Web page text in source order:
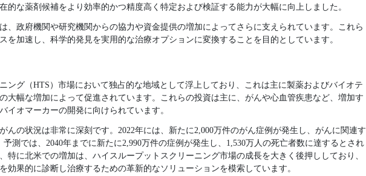
的な薬剤候補をより効率的かつ精度高く特定および検証する能力が大幅に向上しました。
、政府機関や研究機関からの協力や資金提供の増加によってさらに支えられています。これら
を加速し、科学的発見を実用的な治療オプションに変換することを目的としています。
ング（HTS）市場において独占的な地域として浮上しており、これは主に製薬およびバイオテ
大幅な増加によって促進されています。これらの投資は主に、がんや心血管疾患など、増加す
イオマーカーの開発に向けられています。
んの状況は非常に深刻です。2022年には、新たに2,000万件のがん症例が発生し、がんに関連す
測では、2040年までに新たに2,990万件の症例が発生し、1,530万人の死亡者数に達するとされ
特に北米での増加は、ハイスループットスクリーニング市場の成長を大きく後押ししており、
効果的に診断し治療するための革新的なソリューションを模索しています。